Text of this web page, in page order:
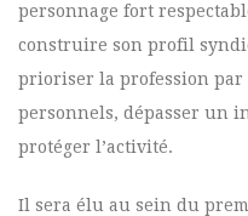
personnage fort
construire son profil
prioriser la profession
personnels, dépasser un
protéger l’activité.
Il sera élu au sein du